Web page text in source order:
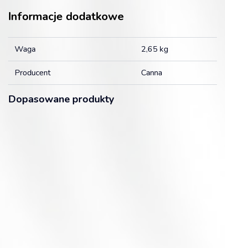
Informacje dodatkowe
Waga 2,65 kg
Producent Canna
Dopasowane produkty